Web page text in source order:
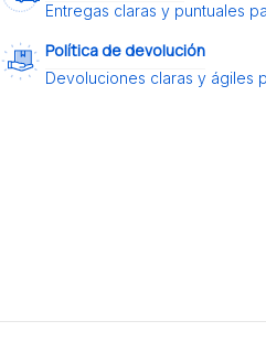
Entregas claras y puntuales
Política de devolución
Devoluciones claras y ágiles